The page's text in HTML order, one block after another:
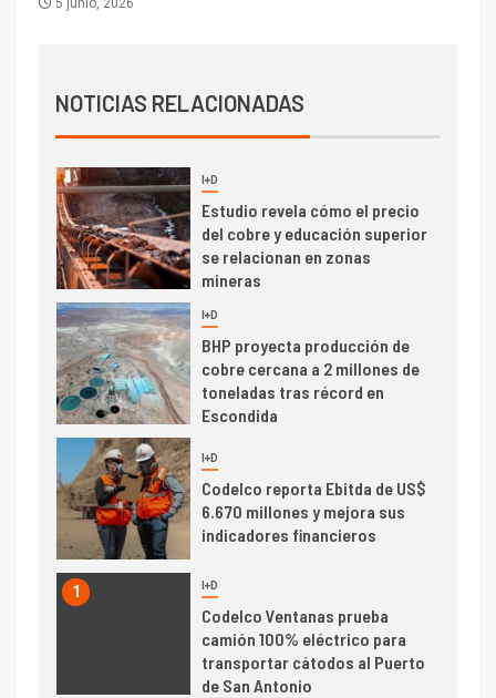
5 junio, 2026
NOTICIAS RELACIONADAS
Cochilco: precio del cobre
de concentrados
5 I+D
Estudio revela cómo el precio
del cobre y educación superior
se relacionan en zonas
mineras
6 I+D
BHP proyecta producción de
cobre cercana a 2 millones de
toneladas tras récord en
Escondida
I+D
Codelco reporta Ebitda de US$
6.670 millones y mejora sus
indicadores financieros
1 I+D
Codelco Ventanas prueba
camión 100% eléctrico para
transportar cátodos al Puerto
de San Antonio